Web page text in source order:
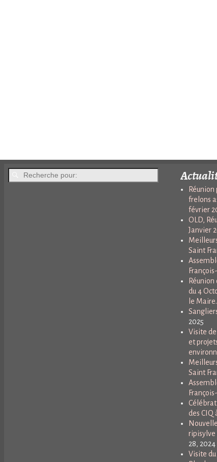
frelons
février
OLD,
Janvier
Saint
du 4
le Maire.
2025
Visite
et
Saint
des CIQ
ripisylve
28, 2024
Visite